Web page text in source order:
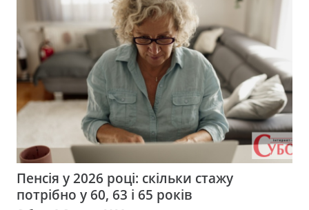
Пенсія у 2026 році: скільки стажу
потрібно у 60, 63 і 65 років